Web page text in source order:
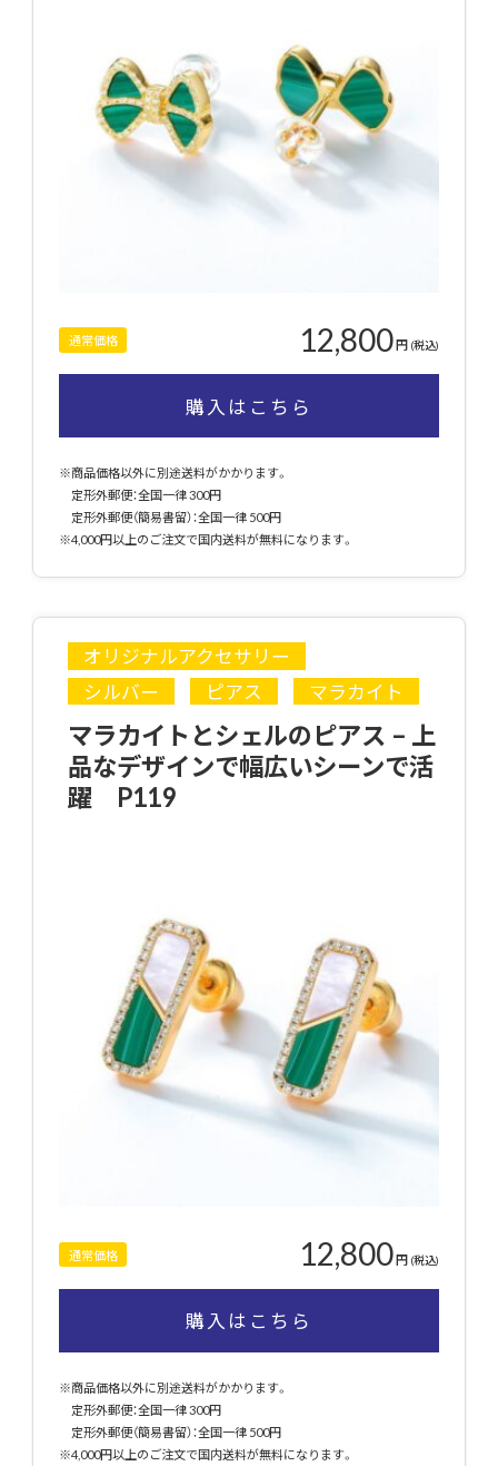
通常価格 12,800円 (税込)
購入はこちら
※商品価格以外に別途送料がかかります。
定形外郵便：全国一律 300円
定形外郵便（簡易書留）：全国一律 500円
※4,000円以上のご注文で国内送料が無料になります。
オリジナルアクセサリー
シルバー
ピアス マラカイト
マラカイトとシェルのピアス – 上
品なデザインで幅広いシーンで活
躍 P119
通常価格 12,800円 (税込)
購入はこちら
※商品価格以外に別途送料がかかります。
定形外郵便：全国一律 300円
定形外郵便（簡易書留）：全国一律 500円
※4,000円以上のご注文で国内送料が無料になります。